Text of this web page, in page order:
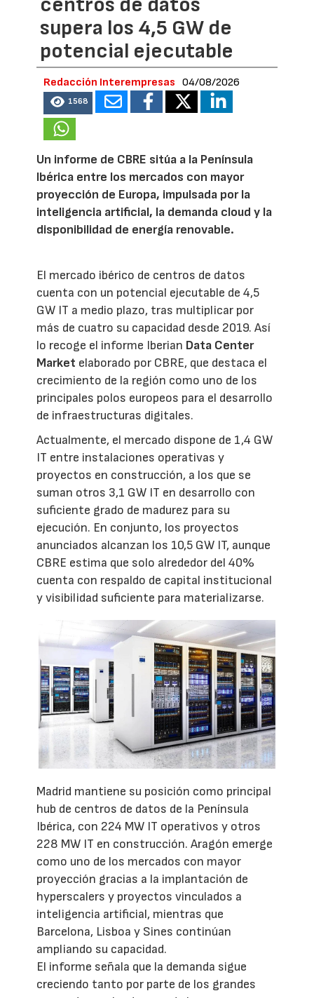
centros de datos
supera los 4,5 GW de
potencial ejecutable
Redacción Interempresas 04/08/2026
1568
Un informe de CBRE sitúa a la Península
Ibérica entre los mercados con mayor
proyección de Europa, impulsada por la
inteligencia artificial, la demanda cloud y la
disponibilidad de energía renovable.
El mercado ibérico de centros de datos
cuenta con un potencial ejecutable de 4,5
GW IT a medio plazo, tras multiplicar por
más de cuatro su capacidad desde 2019. Así
lo recoge el informe Iberian Data Center
Market elaborado por CBRE, que destaca el
crecimiento de la región como uno de los
principales polos europeos para el desarrollo
de infraestructuras digitales.
Actualmente, el mercado dispone de 1,4 GW
IT entre instalaciones operativas y
proyectos en construcción, a los que se
suman otros 3,1 GW IT en desarrollo con
suficiente grado de madurez para su
ejecución. En conjunto, los proyectos
anunciados alcanzan los 10,5 GW IT, aunque
CBRE estima que solo alrededor del 40%
cuenta con respaldo de capital institucional
y visibilidad suficiente para materializarse.
Madrid mantiene su posición como principal
hub de centros de datos de la Península
Ibérica, con 224 MW IT operativos y otros
228 MW IT en construcción. Aragón emerge
como uno de los mercados con mayor
proyección gracias a la implantación de
hyperscalers y proyectos vinculados a
inteligencia artificial, mientras que
Barcelona, Lisboa y Sines continúan
ampliando su capacidad.
El informe señala que la demanda sigue
creciendo tanto por parte de los grandes